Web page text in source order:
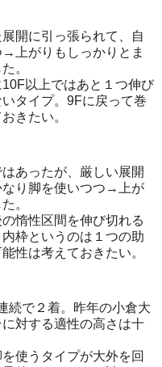
開に引っ張られて、自
上がりもしっかりとま
。
以上ではあと１つ伸び
タイプ。9Fに戻って巻
きたい。
あったが、厳しい展開
なり脚を使いつつ→上が
。
惰性区間を伸び切れる
枠というのは１つの助
性は考えておきたい。
続で２着。昨年の小倉大
対する適性の高さは十
使うタイプが大外を回